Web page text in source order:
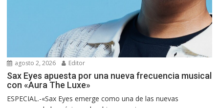
agosto 2, 2026 Editor
Sax Eyes apuesta por una nueva frecuencia musical
con «Aura The Luxe»
ESPECIAL.-«Sax Eyes emerge como una de las nuevas